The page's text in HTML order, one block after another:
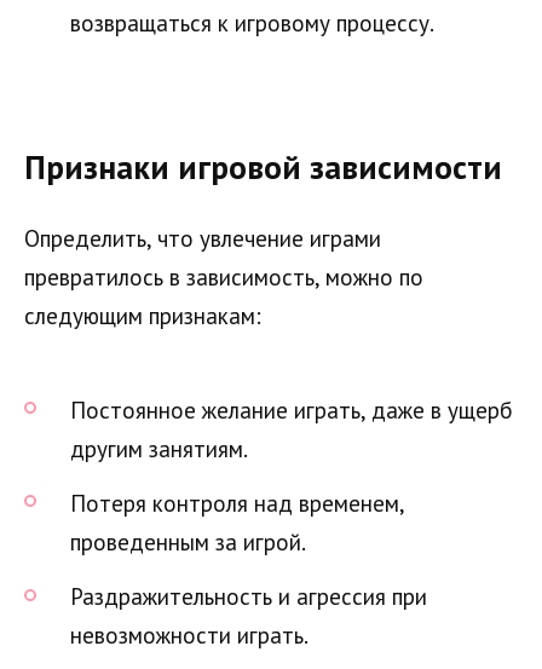
возвращаться к игровому процессу.
Признаки игровой зависимости
Определить, что увлечение играми
превратилось в зависимость, можно по
следующим признакам:
Постоянное желание играть, даже в ущерб
другим занятиям.
Потеря контроля над временем,
проведенным за игрой.
Раздражительность и агрессия при
невозможности играть.